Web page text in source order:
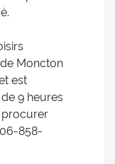
Moncton
est
9 heures
procurer
858-